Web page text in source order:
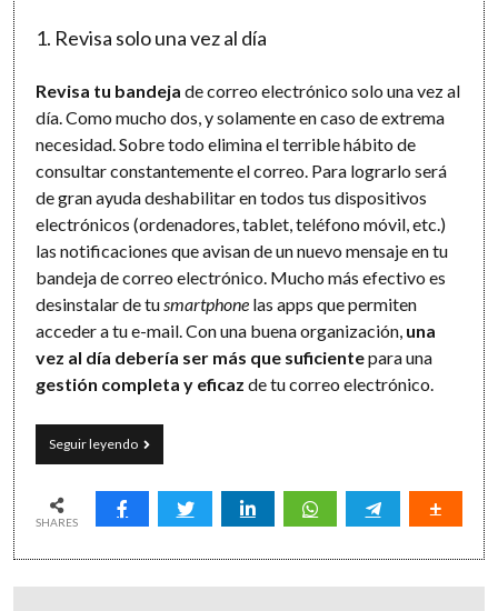
1. Revisa solo una vez al día
Revisa tu bandeja de correo electrónico solo una vez al
día. Como mucho dos, y solamente en caso de extrema
necesidad. Sobre todo elimina el terrible hábito de
consultar constantemente el correo. Para lograrlo será
de gran ayuda deshabilitar en todos tus dispositivos
electrónicos (ordenadores, tablet, teléfono móvil, etc.)
las notificaciones que avisan de un nuevo mensaje en tu
bandeja de correo electrónico. Mucho más efectivo es
desinstalar de tu smartphone las apps que permiten
acceder a tu e-mail. Con una buena organización, una
vez al día debería ser más que suficientepara una
gestión completa y eficaz de tu correo electrónico.
Seguir leyendoDecálogo
para
sensato)
SHARES